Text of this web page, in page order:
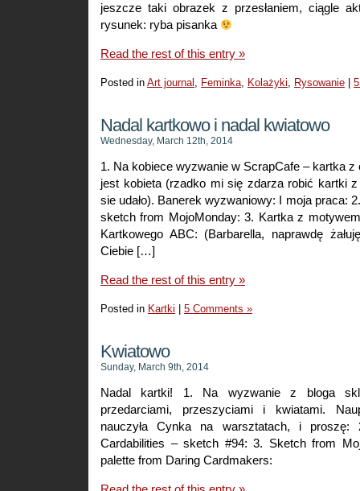
jeszcze taki obrazek z przesłaniem, ciągle
rysunek: ryba pisanka
Read the rest of this entry »
Posted in Art journal , Feminka, Kolażyki, Rysowanie
Nadal kartkowo i nadal kwiatowo
Wednesday, March 12th, 2014
1. Na kobiece wyzwanie w ScrapCafe – kartka
jest kobieta (rzadko mi się zdarza robić kartki
sie udało). Banerek wyzwaniowy: I moja praca:
sketch from MojoMonday: 3. Kartka z
Kartkowego ABC: (Barbarella, naprawdę
Ciebie […]
Read the rest of this entry »
Posted in Kartki 5 Comments »
Kwiatowo
Sunday, March 9th, 2014
Nadal kartki! 1. Na wyzwanie z bloga
przedarciami, przeszyciami i kwiatami.
nauczyła Cynka na warsztatach, i proszę:
Cardabilities – sketch #94: 3. Sketch from
palette from Daring Cardmakers: